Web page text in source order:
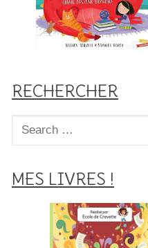
RECHERCHER
Rechercher
:
MES LIVRES !